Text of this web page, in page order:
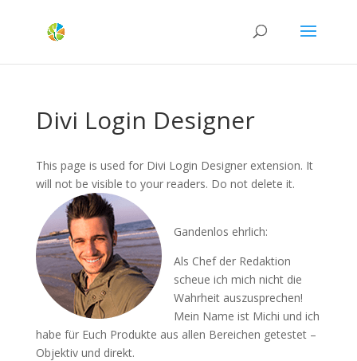
Divi Login Designer
This page is used for Divi Login Designer extension. It
will not be visible to your readers. Do not delete it.
Gandenlos ehrlich:
Als Chef der Redaktion
scheue ich mich nicht die
Wahrheit auszusprechen!
Mein Name ist Michi und ich
habe für Euch Produkte aus allen Bereichen getestet –
Objektiv und direkt.